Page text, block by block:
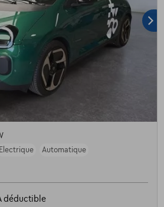
Electrique
Automatique
déductible